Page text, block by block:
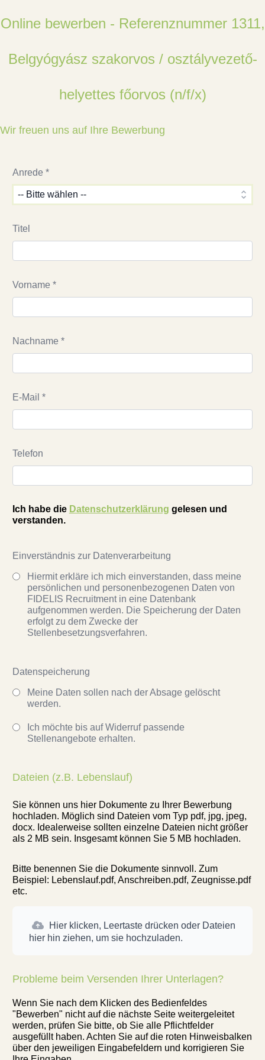
Online bewerben - Referenznummer 1311,
Belgyógyász szakorvos / osztályvezető-
helyettes főorvos (n/f/x)
Wir freuen uns auf Ihre Bewerbung
Anrede *
Titel
Vorname *
Nachname *
E-Mail *
Telefon
Ich habe die Datenschutzerklärung gelesen und
verstanden.
Einverständnis zur Datenverarbeitung
Hiermit erkläre ich mich einverstanden, dass meine
persönlichen und personenbezogenen Daten von
FIDELIS Recruitment in eine Datenbank
aufgenommen werden. Die Speicherung der Daten
erfolgt zu dem Zwecke der
Stellenbesetzungsverfahren.
Datenspeicherung
Meine Daten sollen nach der Absage gelöscht
werden.
Ich möchte bis auf Widerruf passende
Stellenangebote erhalten.
Dateien (z.B. Lebenslauf)
Sie können uns hier Dokumente zu Ihrer Bewerbung
hochladen. Möglich sind Dateien vom Typ pdf, jpg, jpeg,
docx. Idealerweise sollten einzelne Dateien nicht größer
als 2 MB sein. Insgesamt können Sie 5 MB hochladen.
Bitte benennen Sie die Dokumente sinnvoll. Zum
Beispiel: Lebenslauf.pdf, Anschreiben.pdf, Zeugnisse.pdf
etc.
Hier klicken, Leertaste drücken oder Dateien
hier hin ziehen, um sie hochzuladen.
Probleme beim Versenden Ihrer Unterlagen?
Wenn Sie nach dem Klicken des Bedienfeldes
"Bewerben" nicht auf die nächste Seite weitergeleitet
werden, prüfen Sie bitte, ob Sie alle Pflichtfelder
ausgefüllt haben. Achten Sie auf die roten Hinweisbalken
über den jeweiligen Eingabefeldern und korrigieren Sie